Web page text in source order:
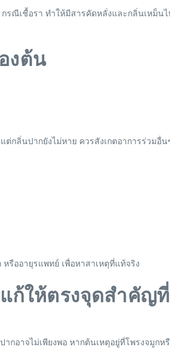
รณีเชื้อรา ทำให้มีสารคัดหลั่งและกลิ่นเหม็
งต้น
ลิ่นปากยังไม่หาย ควรสังเกตอาการร่วมอื่น
รืออายุรแพทย์ เพื่อหาสาเหตุที่แท้จริง
แก้ให้ตรงจุดสำคัญ
กอาจไม่เพียงพอ หากต้นเหตุอยู่ที่โพรงจมู